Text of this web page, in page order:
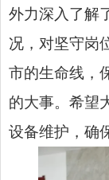
外力深入了解
况，对坚守岗
市的生命线，
的大事。希望
设备维护，确